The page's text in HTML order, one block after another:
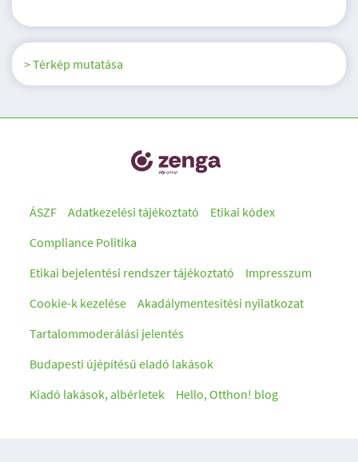
> Térkép mutatása
ÁSZF Adatkezelési tájékoztató
Etikai kódex
Compliance Politika
Etikai bejelentési rendszer tájékoztató
Impresszum
Cookie-k kezelése
Akadálymentesítési nyilatkozat
Tartalommoderálási jelentés
Budapesti újépítésű eladó lakások
Kiadó lakások, albérletek
Hello, Otthon! blog